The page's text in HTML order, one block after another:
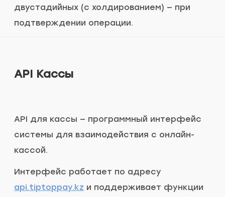
двустадийных (c холдированием) — при
подтверждении операции.
API Кассы
API для касcы — программный интерфейс
системы для взаимодействия с онлайн-
кассой.
Интерфейс работает по адресу
api.tiptoppay.kz и поддерживает функции